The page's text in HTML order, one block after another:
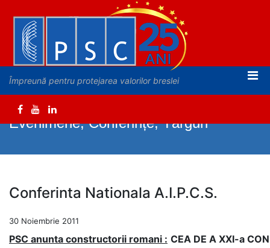
Împreună pentru protejarea valorilor breslei
Evenimene, Conferințe, Târguri
Conferinta Nationala A.I.P.C.S.
30 Noiembrie 2011
PSC anunta constructorii romani : CEA DE A XXI-a